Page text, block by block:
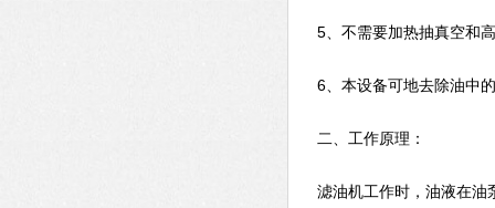
5、不需要加热抽真空和
6、本设备可地去除油中
二、工作原理：
滤油机工作时，油液在油